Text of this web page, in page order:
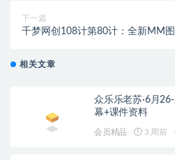
下一篇
千梦网创108计第80计：全新MM
相关文章
众乐乐老苏·6月
幕+课件资料
会员精品 3 周前